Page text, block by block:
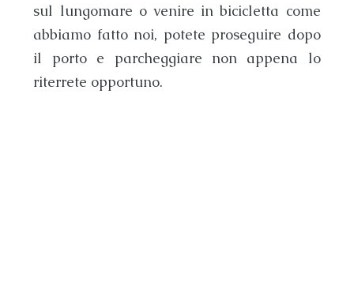
sul lungomare o venire in bicicletta come
abbiamo fatto noi, potete proseguire dopo
il porto e parcheggiare non appena lo
riterrete opportuno.